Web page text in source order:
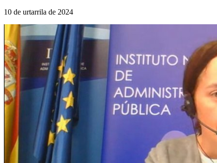
10 de urtarrila de 2024